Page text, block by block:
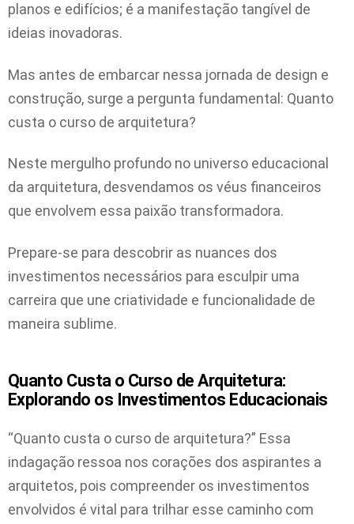
planos e edifícios; é a manifestação tangível de
ideias inovadoras.
Mas antes de embarcar nessa jornada de design e
construção, surge a pergunta fundamental: Quanto
custa o curso de arquitetura?
Neste mergulho profundo no universo educacional
da arquitetura, desvendamos os véus financeiros
que envolvem essa paixão transformadora.
Prepare-se para descobrir as nuances dos
investimentos necessários para esculpir uma
carreira que une criatividade e funcionalidade de
maneira sublime.
Quanto Custa o Curso de Arquitetura:
Explorando os Investimentos Educacionais
“Quanto custa o curso de arquitetura?” Essa
indagação ressoa nos corações dos aspirantes a
arquitetos, pois compreender os investimentos
envolvidos é vital para trilhar esse caminho com